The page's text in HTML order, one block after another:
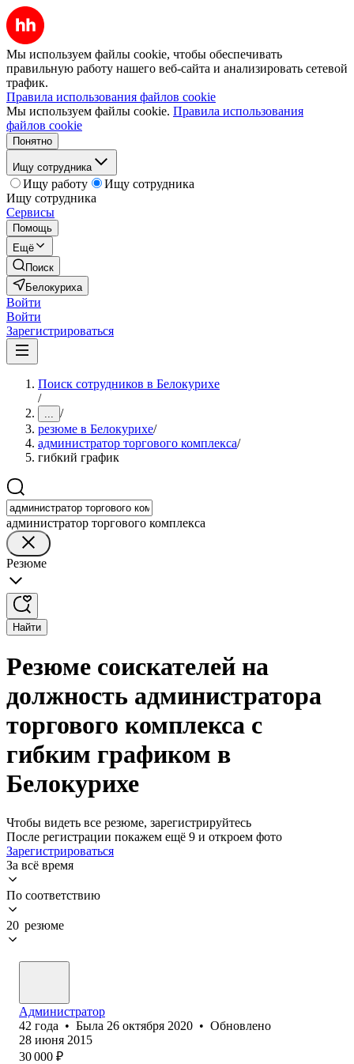
Мы используем файлы cookie, чтобы обеспечивать
правильную работу нашего веб-сайта и анализировать сетевой
трафик.
Правила использования файлов cookie
Мы используем файлы cookie. Правила использования
файлов cookie
Понятно
Ищу сотрудника
Ищу работу
Ищу сотрудника
Ищу сотрудника
Сервисы
Помощь
Ещё
Поиск
Белокуриха
Войти
Войти
Зарегистрироваться
Поиск сотрудников в Белокурихе
/
... /
резюме в Белокурихе/
администратор торгового комплекса/
гибкий график
администратор торгового комплекса
Резюме
Найти
Резюме соискателей на
должность администратора
торгового комплекса с
гибким графиком в
Белокурихе
Чтобы видеть все резюме, зарегистрируйтесь
После регистрации покажем ещё 9 и откроем фото
Зарегистрироваться
За всё время
По соответствию
20 резюме
Администратор
42 года • Была 26 октября 2020 • Обновлено
28 июня 2015
30 000 ₽